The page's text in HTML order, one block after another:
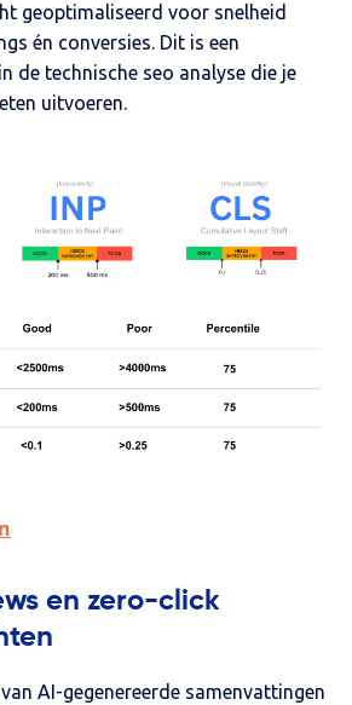
geoptimaliseerd voor snelheid
én conversies. Dit is een
de technische seo analyse die je
uitvoeren.
en zero-click
AI-gegenereerde samenvattingen